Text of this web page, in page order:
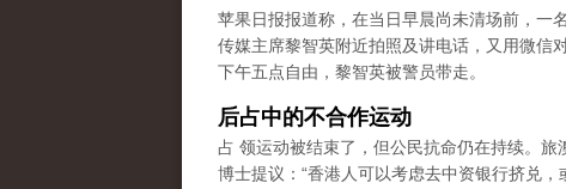
苹果日报报道称，在当日早晨尚未清场前，一
传媒主席黎智英附近拍照及讲电话，又用微信
下午五点自由，黎智英被警员带走。
后占中的不合作运动
占 领运动被结束了，但公民抗命仍在持续。旅
博士提议：“香港人可以考虑去中资银行挤兑，